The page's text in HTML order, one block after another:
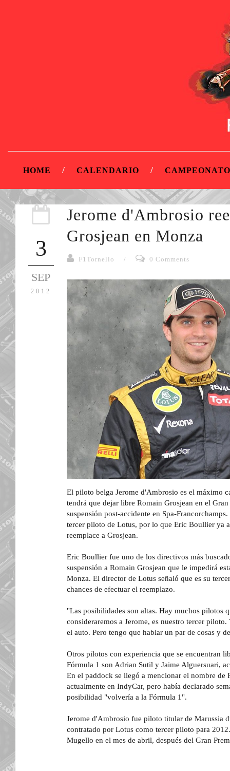
HOME CALENDARIO
3
SEP
2012
Jerome d'Ambrosio
Grosjean en Monza
F1Tornello / 0 Comments
El piloto belga Jerome d'Ambrosio es el máximo
tendrá que dejar libre Romain Grosjean en el
suspensión post-accidente en Spa-
tercer piloto de Lotus, por lo que Eric Boullier ya
reemplace a Grosjean.
Eric Boullier fue uno de los directivos más
suspensión a Romain Grosjean que le impedirá
Monza. El director de Lotus señaló que es su
chances de efectuar el reemplazo.
"Las posibilidades son altas. Hay muchos pilotos
consideraremos a Jerome, es nuestro tercer
el auto. Pero tengo que hablar un par de cosas y
Otros pilotos con experiencia que se encuentran
Fórmula 1 son Adrian Sutil y Jaime Alguersuari,
En el paddock se llegó a mencionar el nombre de
actualmente en IndyCar, pero había declarado
posibilidad "volvería a la Fórmula 1".
Jerome d'Ambrosio fue piloto titular de Marussia
contratado por Lotus como tercer piloto para
Mugello en el mes de abril, después del Gran